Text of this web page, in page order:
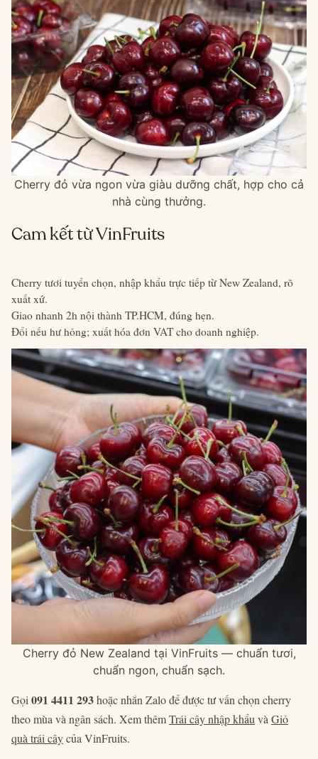
Cherry đỏ vừa ngon vừa giàu dưỡng chất, hợp cho cả
nhà cùng thưởng.
Cam kết từ VinFruits
Cherry tươi tuyển chọn, nhập khẩu trực tiếp từ New Zealand, rõ
xuất xứ.
Giao nhanh 2h nội thành TP.HCM, đúng hẹn.
Đổi nếu hư hỏng; xuất hóa đơn VAT cho doanh nghiệp.
Cherry đỏ New Zealand tại VinFruits — chuẩn tươi,
chuẩn ngon, chuẩn sạch.
Gọi 091 4411 293hoặc nhắn Zalo để được tư vấn chọn cherry
theo mùa và ngân sách. Xem thêmTrái cây nhập khẩu và Giỏ
quà trái câycủa VinFruits.